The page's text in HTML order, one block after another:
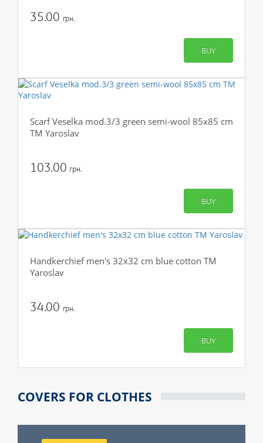
35.00 грн.
BUY
Scarf Veselka mod.3/3 green semi-wool 85x85 cm
TM Yaroslav
103.00 грн.
BUY
Handkerchief men's 32x32 cm blue cotton TM
Yaroslav
34.00 грн.
BUY
COVERS FOR CLOTHES